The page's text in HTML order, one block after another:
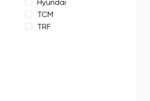
Hyundai
TCM
TRF